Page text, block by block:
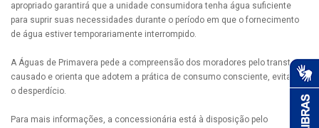
apropriado garantirá que a unidade consumidora tenha água suficiente
para suprir suas necessidades durante o período em que o fornecimento
de água estiver temporariamente interrompido.
A Águas de Primavera pede a compreensão dos moradores pelo transtorno
causado e orienta que adotem a prática de consumo consciente, evitando
o desperdício.
Para mais informações, a concessionária está à disposição pelo